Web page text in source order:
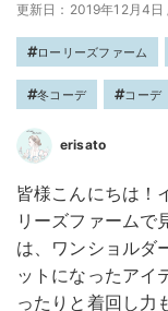
更新日：2019年12月4日
ローリーズファーム
冬コーデ コーデ
erisato
皆様こんにちは！
リーズファームで
は、ワンショルダ
ットになったアイ
ったりと着回し力